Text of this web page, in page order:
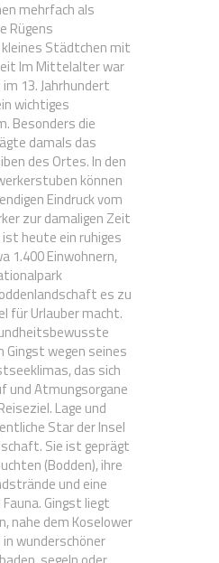
mehrfach als
Rügens
Städtchen mit
Im Mittelalter war
13. Jahrhundert
wichtiges
Besonders die
damals das
des Ortes. In den
können
Eindruck vom
zur damaligen Zeit
heute ein ruhiges
1.400 Einwohnern,
es zu
für Urlauber macht.
Gingst wegen seines
das sich
und Atmungsorgane
Lage und
Star der Insel
Sie ist geprägt
(Bodden), ihre
und eine
Gingst liegt
nahe dem Koselower
in wunderschöner